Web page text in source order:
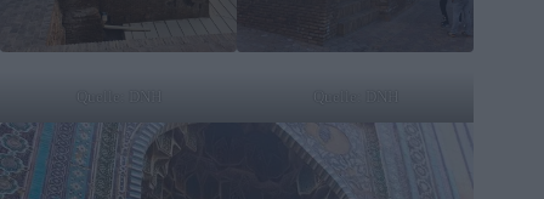
Quelle: DNH Quelle: DNH